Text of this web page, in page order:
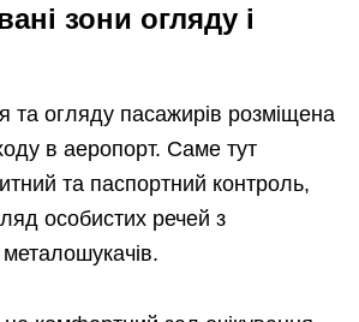
зони огляду і
та огляду пасажирів розміщена
в аеропорт. Саме тут
та паспортний контроль,
особистих речей з